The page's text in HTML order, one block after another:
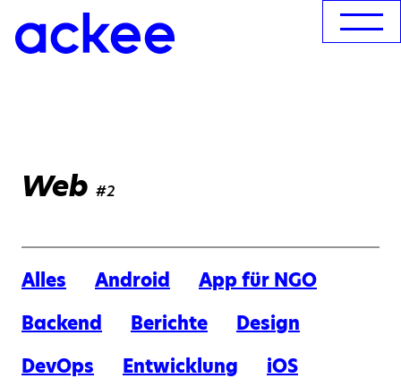
Web #2
Alles Android
App für NGO
Backend
Berichte
Design
DevOps
Entwicklung
iOS